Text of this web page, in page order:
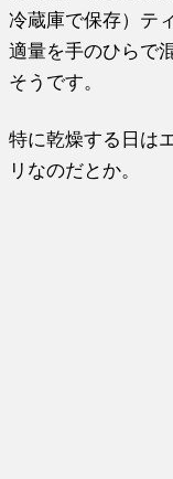
冷蔵庫で保存）テ
適量を手のひらで
そうです。
特に乾燥する日は
リなのだとか。